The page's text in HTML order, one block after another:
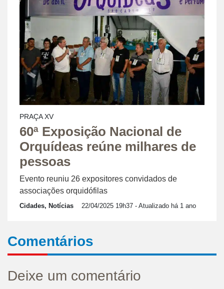
PRAÇA XV
60ª Exposição Nacional de
Orquídeas reúne milhares de
pessoas
Evento reuniu 26 expositores convidados de
associações orquidófilas
Cidades, Notícias 22/04/2025 19h37 - Atualizado há 1 ano
Comentários
Deixe um comentário